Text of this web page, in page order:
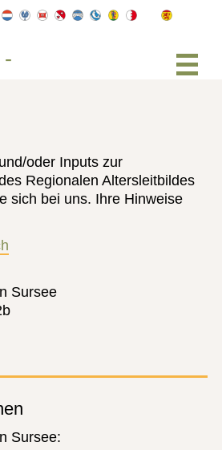
-
oder Inputs zur
Regionalen Altersleitbildes
sich bei uns. Ihre Hinweise
Sursee
Sursee: